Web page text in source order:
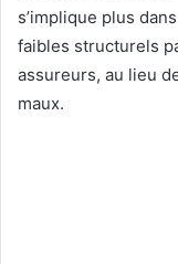
s’implique plus
faibles structurels
assureurs, au lieu
maux.